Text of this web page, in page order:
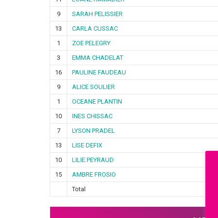
9
SARAH PELISSIER
13
CARLA CUSSAC
1
ZOE PELEGRY
3
EMMA CHADELAT
16
PAULINE FAUDEAU
9
ALICE SOULIER
1
OCEANE PLANTIN
10
INES CHISSAC
7
LYSON PRADEL
13
LISE DEFIX
10
LILIE PEYRAUD
15
AMBRE FROSIO
Total